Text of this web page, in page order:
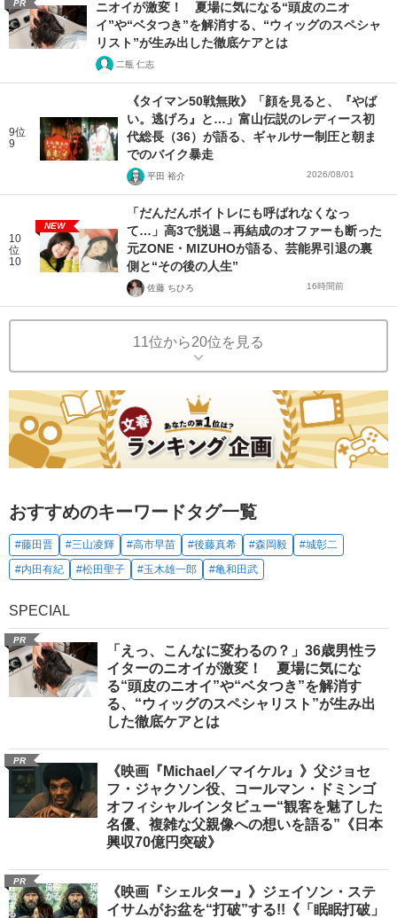
PR
ニオイが激変！ 夏場に気になる“頭皮のニオ
イ”や“ベタつき”を解消する、“ウィッグのスペシャ
リスト”が生み出した徹底ケアとは
二瓶 仁志
9位
9
《タイマン50戦無敗》「顔を見ると、『やば
い。逃げろ』と…」富山伝説のレディース初
代総長（36）が語る、ギャルサー制圧と朝ま
でのバイク暴走
平田 裕介 2026/08/01
10
位
10
NEW
「だんだんボイトレにも呼ばれなくなっ
て…」高3で脱退→再結成のオファーも断った
元ZONE・MIZUHOが語る、芸能界引退の裏
側と“その後の人生”
佐藤 ちひろ 16時間前
11位から20位を見る
おすすめのキーワードタグ一覧
#藤田晋 #三山凌輝 #高市早苗 #後藤真希 #森岡毅
#城彰二
#内田有紀
#松田聖子 #玉木雄一郎 #亀和田武
SPECIAL
PR
「えっ、こんなに変わるの？」36歳男性ラ
イターのニオイが激変！ 夏場に気にな
る“頭皮のニオイ”や“ベタつき”を解消す
る、“ウィッグのスペシャリスト”が生み出
した徹底ケアとは
PR
《映画『Michael／マイケル』》父ジョセ
フ・ジャクソン役、コールマン・ドミンゴ
オフィシャルインタビュー“観客を魅了した
名優、複雑な父親像への想いを語る”《日本
興収70億円突破》
PR
《映画『シェルター』》ジェイソン・ステ
イサムがお盆を“打破”する!!《「眠眠打破」